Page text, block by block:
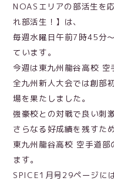
NOASエリアの部活生を
れ部活生！】は、
毎週水曜日午前7時45分
ています。
今週は東九州龍谷高校 空
全九州新人大会では創部
場を果たしました。
強豪校との対戦で良い刺
さらなる好成績を残すた
東九州龍谷高校 空手道部
ます。
SPICE1月号29ページに